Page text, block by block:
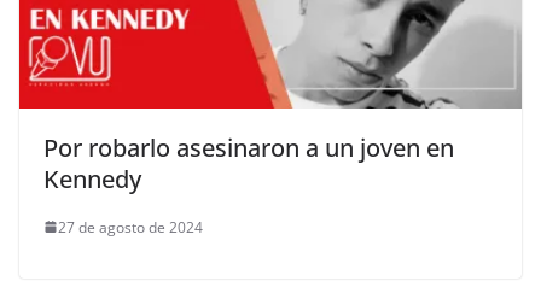
Por robarlo asesinaron a un joven en
Kennedy
27 de agosto de 2024